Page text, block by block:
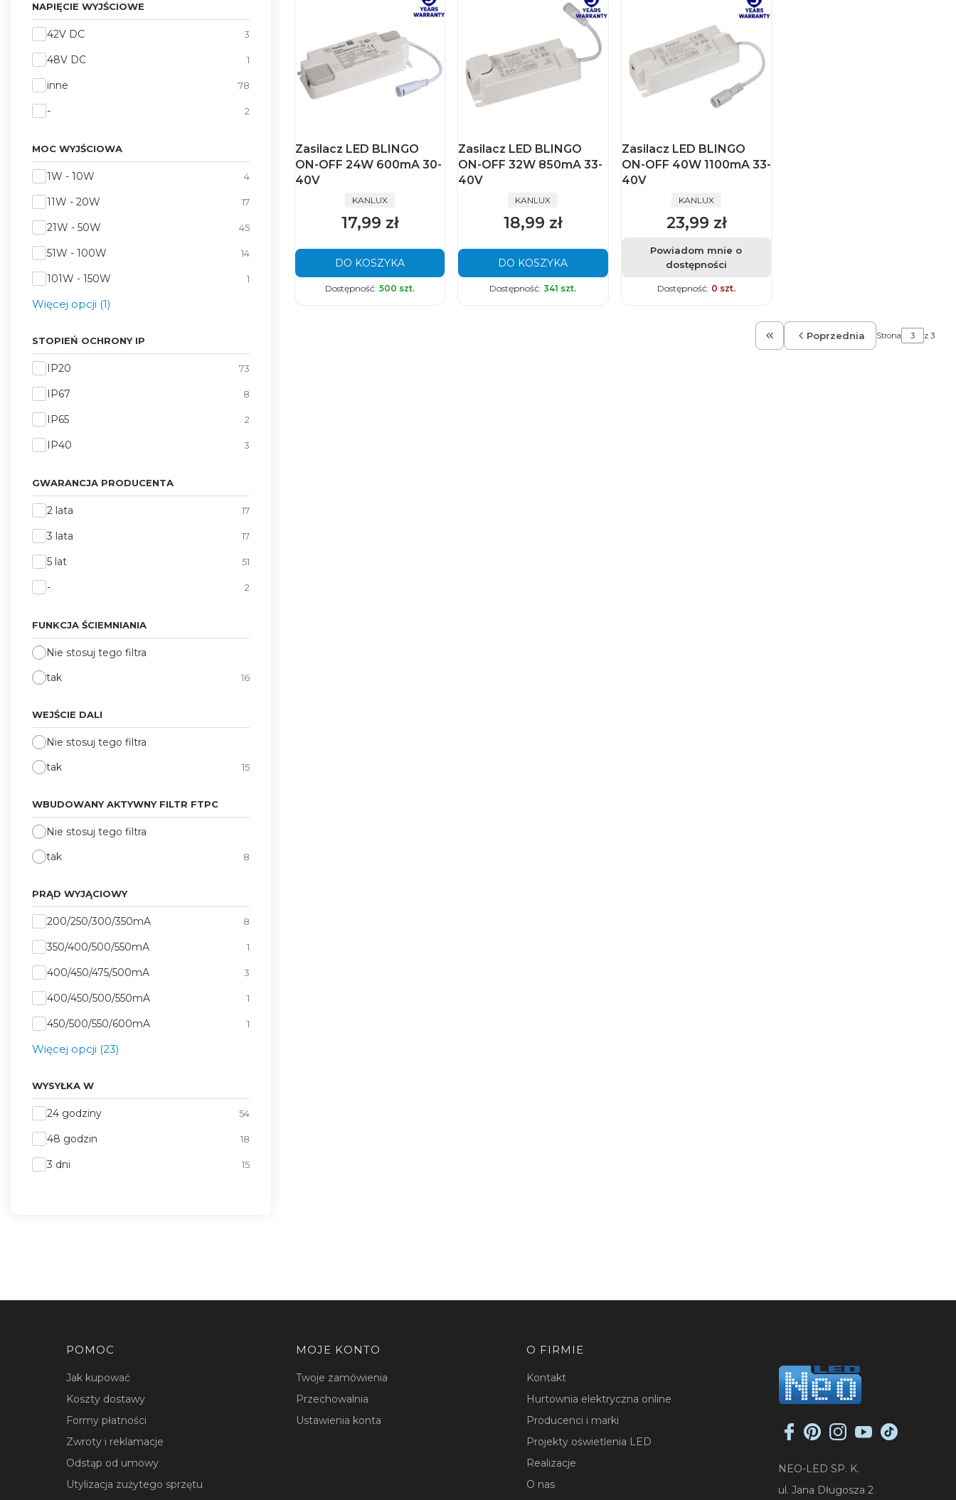
NAPIĘCIE WYJŚCIOWE
Napięcie wyjściowe
42V DC 3
48V DC 1
inne 78
- 2
MOC WYJŚCIOWA
Moc wyjściowa
1W - 10W 4
11W - 20W 17
21W - 50W 45
51W - 100W 14
101W - 150W 1
Więcej opcji (1)
STOPIEŃ OCHRONY IP
Stopień ochrony IP
IP20 73
IP67 8
IP65 2
IP40 3
GWARANCJA PRODUCENTA
Gwarancja producenta
2 lata 17
3 lata 17
5 lat 51
- 2
FUNKCJA ŚCIEMNIANIA
Nie stosuj tego filtra
tak
16
WEJŚCIE DALI
Nie stosuj tego filtra
tak
15
WBUDOWANY AKTYWNY FILTR FTPC
Nie stosuj tego filtra
tak
8
PRĄD WYJĄCIOWY
Prąd wyjąciowy
200/250/300/350mA 8
350/400/500/550mA 1
400/450/475/500mA 3
400/450/500/550mA 1
450/500/550/600mA 1
Więcej opcji (23)
WYSYŁKA W
Wysyłka w
24 godziny 54
48 godzin 18
3 dni 15
Zasilacz LED BLINGO
ON-OFF 24W 600mA 30-
40V
PRODUCENT
KANLUX
Cena
17,99 zł
DO KOSZYKA
Dostępność:500 szt.
Zasilacz LED BLINGO
ON-OFF 32W 850mA 33-
40V
PRODUCENT
KANLUX
Cena
18,99 zł
DO KOSZYKA
Dostępność:341 szt.
Zasilacz LED BLINGO
ON-OFF 40W 1100mA 33-
40V
PRODUCENT
KANLUX
Cena
23,99 zł
Powiadom mnie o
dostępności
Dostępność: 0 szt.
Wróć do pierwszej strony z
Poprzednia Strona z 3
Linki w stopce
POMOC
Jak kupować
Koszty dostawy
Formy płatności
Zwroty i reklamacje
Odstąp od umowy
Utylizacja zużytego sprzętu
MOJE KONTO
Twoje zamówienia
Przechowalnia
Ustawienia konta
O FIRMIE
Kontakt
Hurtownia elektryczna online
Producenci i marki
Projekty oświetlenia LED
Realizacje
O nas
NEO-LED SP. K.
ul. Jana Długosza 2